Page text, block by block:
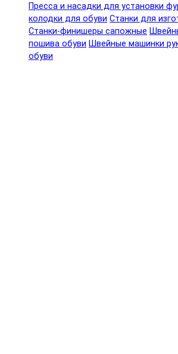
Пресса и насадки для установки
колодки для обуви Станки для
Станки-финишеры сапожные
пошива обуви Швейные машинки
обуви